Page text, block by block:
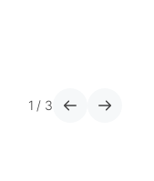
1 / 3